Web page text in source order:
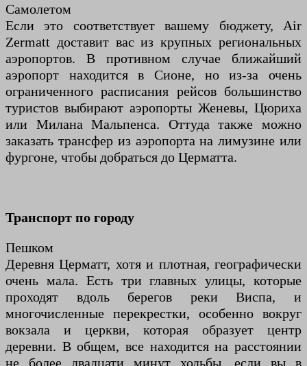
Самолетом
Если это соответствует вашему бюджету, Air
Zermatt доставит вас из крупных региональных
аэропортов. В противном случае ближайший
аэропорт находится в Сионе, но из-за очень
ограниченного расписания рейсов большинство
туристов выбирают аэропорты Женевы, Цюриха
или Милана Мальпенса. Оттуда также можно
заказать трансфер из аэропорта на лимузине или
фургоне, чтобы добраться до Церматта.
Транспорт по городу
Пешком
Деревня Церматт, хотя и плотная, географически
очень мала. Есть три главных улицы, которые
проходят вдоль берегов реки Виспа, и
многочисленные перекрестки, особенно вокруг
вокзала и церкви, которая образует центр
деревни. В общем, все находится на расстоянии
не более двадцати минут ходьбы, если вы в